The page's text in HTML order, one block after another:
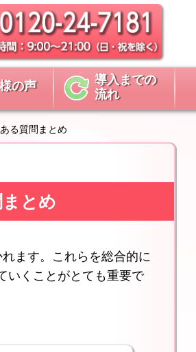
の声
導入までの
流れ
る質問まとめ
とめ
ます。これらを総合的に
いくことがとても重要で